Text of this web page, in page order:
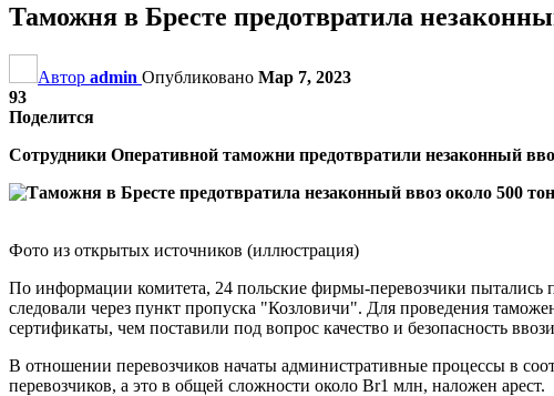
Таможня в Бресте предотвратила
Автор admin Опубликовано Мар 7, 2023
93
Поделится
Сотрудники Оперативной таможни предотвратили незаконный
Фото из открытых источников (иллюстрация)
По информации комитета, 24 польские фирмы-перевозчики пытались
следовали через пункт пропуска "Козловичи". Для проведения
сертификаты, чем поставили под вопрос качество и безопасность
В отношении перевозчиков начаты административные процессы в
перевозчиков, а это в общей сложности около Br1 млн, наложен арест.